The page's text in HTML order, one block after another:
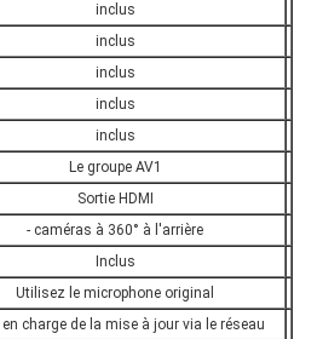
inclus
inclus
inclus
inclus
inclus
Le groupe AV1
Sortie HDMI
- caméras à 360° à l'arrière
Inclus
Utilisez le microphone original
en charge de la mise à jour via le réseau